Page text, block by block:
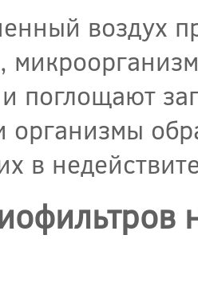
воздух
поглощают
организмы
в